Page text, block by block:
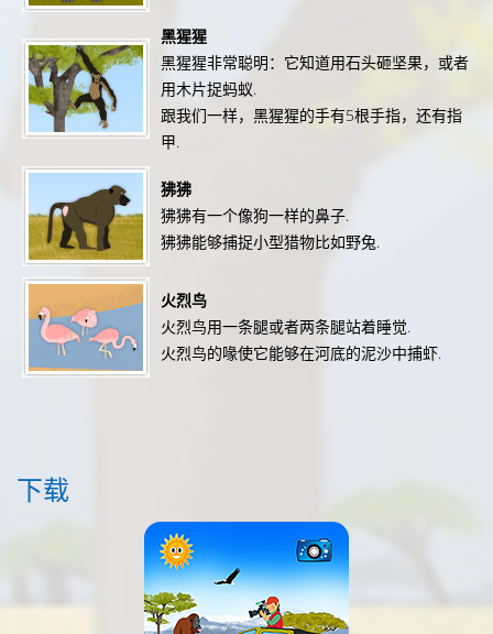
黑猩猩
黑猩猩非常聪明：它知道用石头砸坚果，或者
用木片捉蚂蚁.
跟我们一样，黑猩猩的手有5根手指，还有指
甲.
狒狒
狒狒有一个像狗一样的鼻子.
狒狒能够捕捉小型猎物比如野兔.
火烈鸟
火烈鸟用一条腿或者两条腿站着睡觉.
火烈鸟的喙使它能够在河底的泥沙中捕虾.
下载